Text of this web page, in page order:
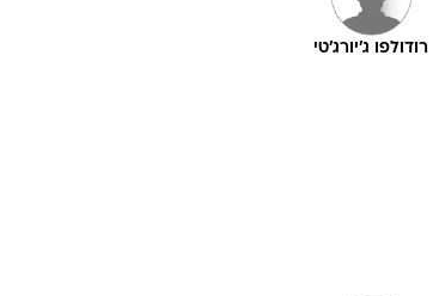
רודולפו ג'יורג'טי